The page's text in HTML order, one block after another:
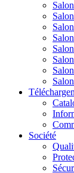
Société